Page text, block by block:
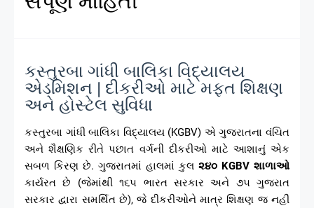
કસ્તુરબા ગાંધી બાલિકા વિદ્યાલય
એડમિશન | દીકરીઓ માટે મફત શિક્ષણ
અને હોસ્ટેલ સુવિધા
કસ્તુરબા ગાંધી બાલિકા વિદ્યાલય (KGBV) એ ગુજરાતના વંચિત
અને શૈક્ષણિક રીતે પછાત વર્ગની દીકરીઓ માટે આશાનું એક
સબળ કિરણ છે. ગુજરાતમાં હાલમાં કુલ ૨૪૦ KGBV શાળાઓ
કાર્યરત છે (જેમાંથી ૧૬૫ ભારત સરકાર અને ૭૫ ગુજરાત
સરકાર દ્વારા સમર્થિત છે), જે દીકરીઓને માત્ર શિક્ષણ જ નહીં